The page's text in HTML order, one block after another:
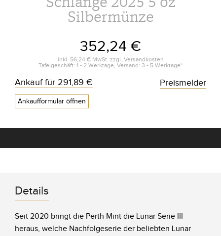
Silbermünze
352,24 €
inkl. 56,24 €MwSt. zzgl. Versandkosten
Tafelgeschäft: 1 - 2 Werktage, Versand: 3 - 5 Werktage*
Ankauf für 291,89 €
Ankaufformular öffnen
Preismelder
Details
Seit 2020 bringt die Perth Mint die Lunar Serie III
heraus, welche Nachfolgeserie der beliebten Lunar